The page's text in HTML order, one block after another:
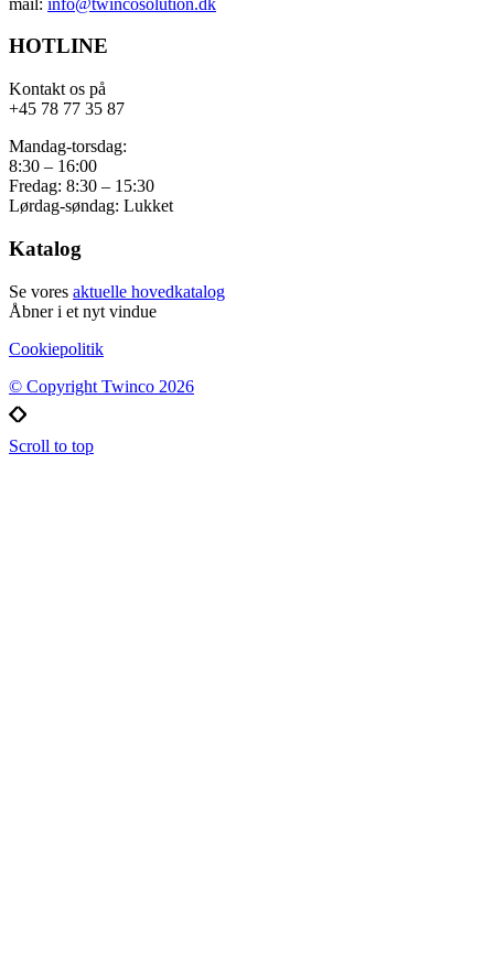
HOTLINE
Kontakt os på
+45 78 77 35 87
Mandag-torsdag:
8:30 – 16:00
Fredag: 8:30 – 15:30
Lørdag-søndag: Lukket
Katalog
Se vores aktuelle hovedkatalog
Åbner i et nyt vindue
Cookiepolitik
© Copyright Twinco 2026
Scroll to top